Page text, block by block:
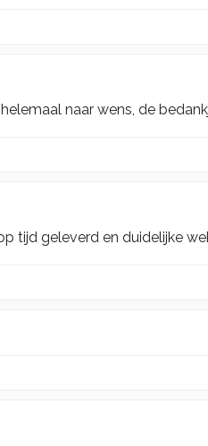
naar wens, de
tijd geleverd en duidelijke